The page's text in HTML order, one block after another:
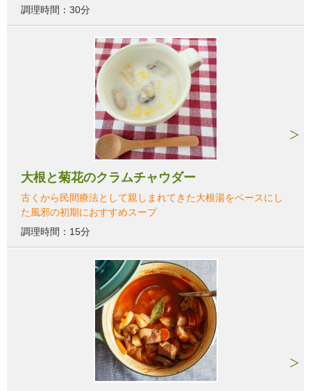
調理時間：30分
大根と菊花のクラムチャウダー
古くから民間療法として親しまれてきた大根湯をベースにし
た風邪の初期におすすめスープ
調理時間：15分